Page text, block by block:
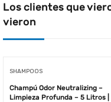
Los clientes que
vieron
SHAMPOOS
Champú Odor Neutralizing –
Limpieza Profunda – 5 Litros |